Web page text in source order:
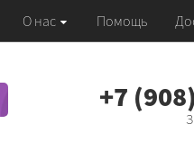
О нас Помощь
‭+7